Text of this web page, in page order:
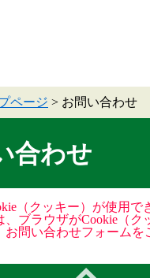
ページ > お問い合わせ
合わせ
（クッキー）が使用で
、ブラウザがCookie（ク
お問い合わせフォームを